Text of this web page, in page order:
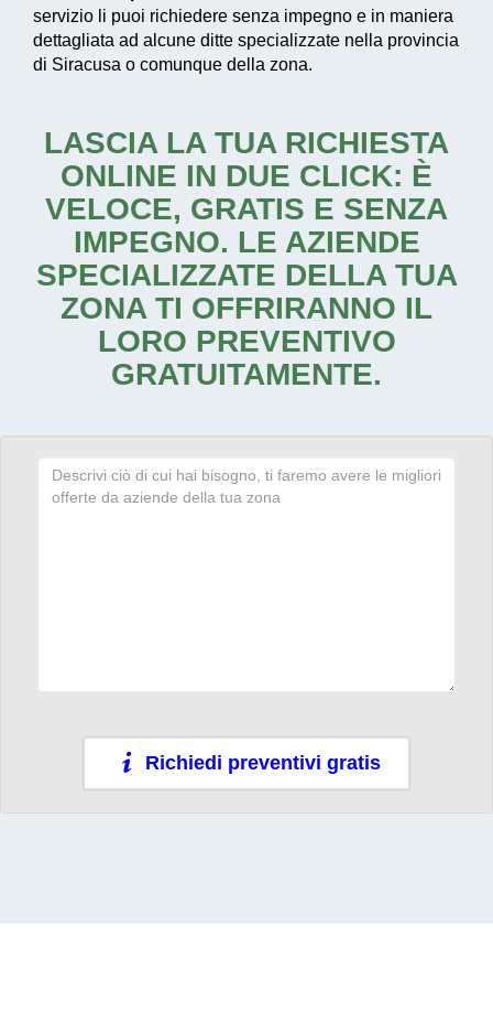
servizio li puoi richiedere senza impegno e in maniera
dettagliata ad alcune ditte specializzate nella provincia
di Siracusa o comunque della zona.
LASCIA LA TUA RICHIESTA
ONLINE IN DUE CLICK: È
VELOCE, GRATIS E SENZA
IMPEGNO. LE AZIENDE
SPECIALIZZATE DELLA TUA
ZONA TI OFFRIRANNO IL
LORO PREVENTIVO
GRATUITAMENTE.
Richiedi preventivi gratis